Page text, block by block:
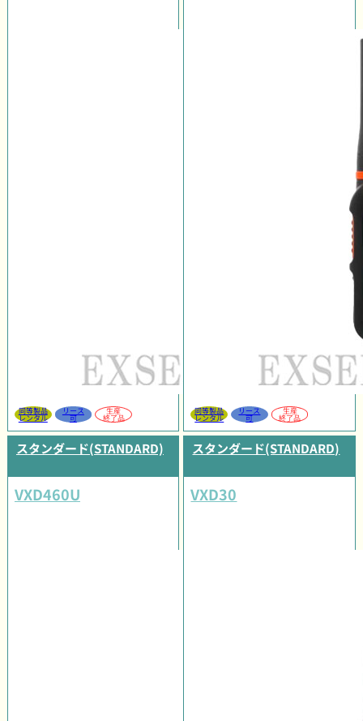
同等製品
レンタル
リース
可
生産
終了品
同等製品
レンタル
リース
可
生産
終了品
スタンダード(STANDARD)
VXD460U
スタンダード(STANDARD)
VXD30